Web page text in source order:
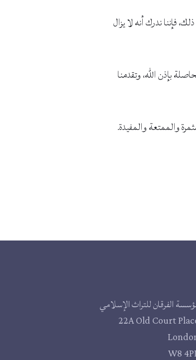
فإننا ندرك أنه لا يزال
بإذن الله، وتقدمنا
والممتعة والمفيدة.
الفرقان للتراث الإسلامي
22A Old Court
W8